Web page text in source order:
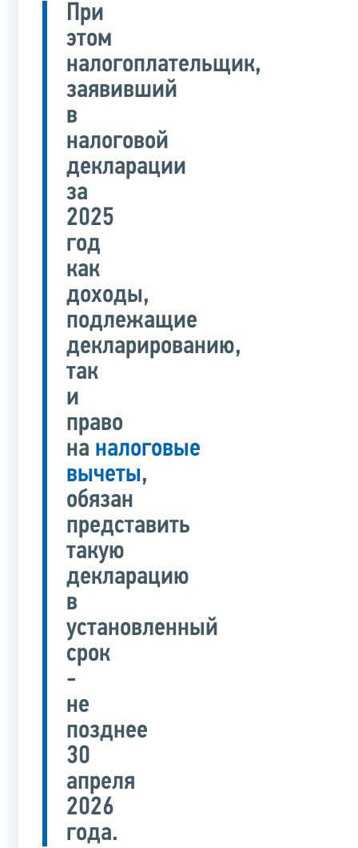
При
этом
налогоплательщик,
заявивший
в
налоговой
декларации
за
2025
год
как
доходы,
подлежащие
декларированию,
так
и
право
на налоговые
вычеты,
обязан
представить
такую
декларацию
в
установленный
срок
-
не
позднее
30
апреля
2026
года.